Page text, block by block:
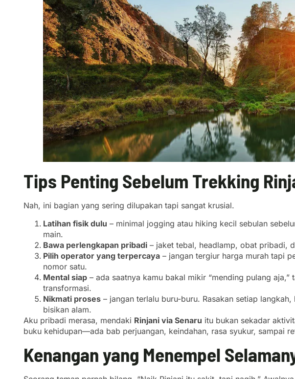
Tips Penting Sebelum Trekking
Nah, ini bagian yang sering dilupakan tapi sangat krusial.
Latihan fisik dulu – minimal jogging atau hiking kecil sebulan
main.
Bawa perlengkapan pribadi – jaket tebal, headlamp, obat pribadi,
Pilih operator yang terpercaya – jangan tergiur harga murah tapi
nomor satu.
Mental siap – ada saatnya kamu bakal mikir “mending pulang aja,”
transformasi.
Nikmati proses – jangan terlalu buru-buru. Rasakan setiap
bisikan alam.
Aku pribadi merasa, mendaki Rinjani via Senaru itu bukan sekadar
buku kehidupan—ada bab perjuangan, keindahan, rasa syukur, sampai
Kenangan yang Menempel